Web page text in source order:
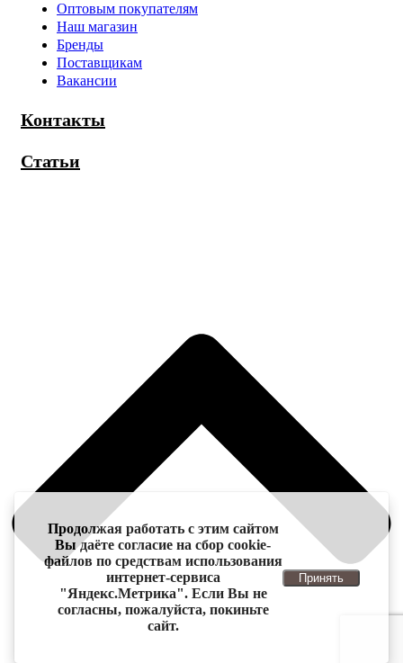
Оптовым покупателям
Наш магазин
Бренды
Поставщикам
Вакансии
Контакты
Статьи
Продолжая работать с этим сайтом
Вы даёте согласие на сбор cookie-
файлов по средствам использования
интернет-сервиса
"Яндекс.Метрика". Если Вы не
согласны, пожалуйста, покиньте
сайт.
Принять